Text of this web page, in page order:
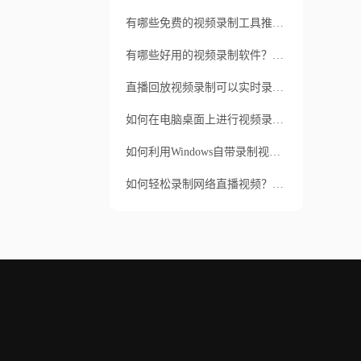
有哪些免费的视频录制工具推荐？如何选择适合自己的视频录制工具？
有哪些好用的视频录制软件？如何选择适合自己的视频录制软件？
直播回放视频录制可以实时录制吗？直播回放视频录制支持哪些视频格式？
如何在电脑桌面上进行视频录制？有没有简单易用的电脑桌面视频录制软件推荐？
如何利用Windows自带录制视频功能？Windows自带的视频录制有哪些特点？
如何轻松录制网络直播视频？想要高质量的网络直播录制？